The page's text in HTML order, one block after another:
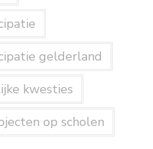
gelderland
kwesties
op scholen